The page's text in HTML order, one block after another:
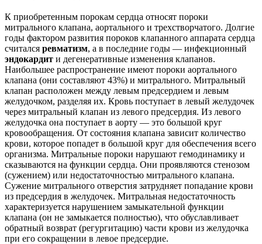
К приобретенным порокам сердца относят пороки
митрального клапана, аортального и трехстворчатого. Долгие
годы фактором развития пороков клапанного аппарата сердца
считался ревматизм, а в последние годы — инфекционный
эндокардит и дегенеративные изменения клапанов.
Наибольшее распространение имеют пороки аортального
клапана (они составляют 43%) и митрального. Митральный
клапан расположен между левым предсердием и левым
желудочком, разделяя их. Кровь поступает в левый желудочек
через митральный клапан из левого предсердия. Из левого
желудочка она поступает в аорту — это большой круг
кровообращения. От состояния клапана зависит количество
крови, которое попадет в большой круг для обеспечения всего
организма. Митральные пороки нарушают гемодинамику и
сказываются на функции сердца. Они проявляются стенозом
(сужением) или недостаточностью митрального клапана.
Сужение митрального отверстия затрудняет попадание крови
из предсердия в желудочек. Митральная недостаточность
характеризуется нарушением замыкательной функции
клапана (он не замыкается полностью), что обуславливает
обратный возврат (регургитацию) части крови из желудочка
при его сокращении в левое предсердие.